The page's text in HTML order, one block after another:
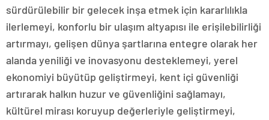
sürdürülebilir bir gelecek inşa etmek için kararlılıkla
ilerlemeyi, konforlu bir ulaşım altyapısı ile erişilebilirliği
artırmayı, gelişen dünya şartlarına entegre olarak her
alanda yeniliği ve inovasyonu desteklemeyi, yerel
ekonomiyi büyütüp geliştirmeyi, kent içi güvenliği
artırarak halkın huzur ve güvenliğini sağlamayı,
kültürel mirası koruyup değerleriyle geliştirmeyi,